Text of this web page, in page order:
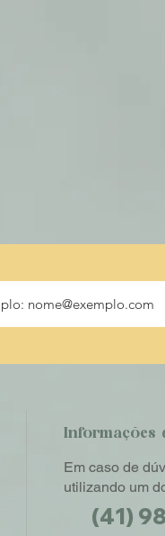
Informações
Em caso de
utilizando um
(41)